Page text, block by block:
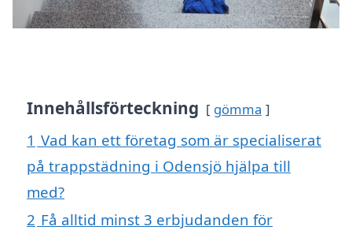
Innehållsförteckning gömma
1 Vad kan ett företag som är specialiserat
på trappstädning i Odensjö hjälpa till
med?
2 Få alltid minst 3 erbjudanden för